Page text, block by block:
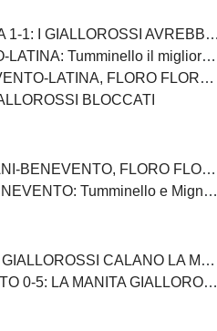
AVREBBERO MERITATO DI PIU'
il migliore in campo, male Kouan all'esordio
ma allo stesso tempo felice perchè la squadra di è espressa bene"
BLOCCATI
questa rosa ho sempre l’imbarazzo della scelta"
bene Lamesta e Scognamillo, Carfora non riesce ad incidere
CALANO LA MANITA
5: LA MANITA GIALLOROSSA